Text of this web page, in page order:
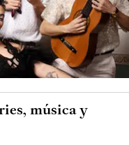
música y